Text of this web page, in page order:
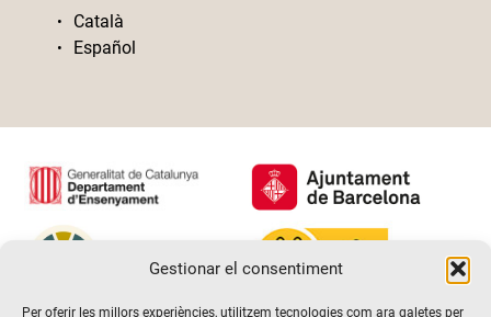
Gestionar el consentiment
Per oferir les millors experiències, utilitzem tecnologies com ara galetes per
Català
Español